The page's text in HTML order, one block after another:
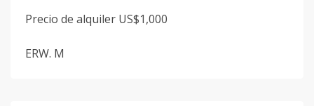
Precio de alquiler US$1,000
ERW. M